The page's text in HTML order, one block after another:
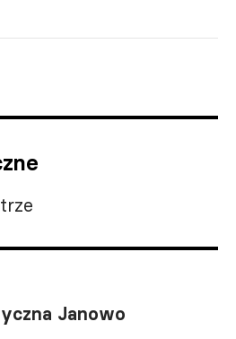
Janowo